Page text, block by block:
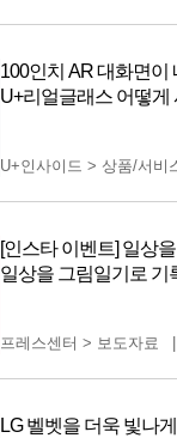
100인치 AR 대화면이
U+리얼글래스 어떻게
U+인사이드 >상품/서비
[인스타 이벤트] 일상
일상을 그림일기로 기
프레스센터 > 보도자료
LG 벨벳을 더욱 빛나